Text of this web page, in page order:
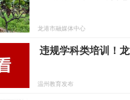
龙港市融媒体中心
违规学科类培训！
温州教育发布